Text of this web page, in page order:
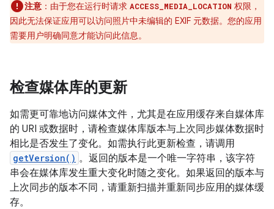
注意 ：由于您在运行时请求 ACCESS_MEDIA_LOCATION 权限，
因此无法保证应用可以访问照片中未编辑的 EXIF 元数据。您的应用
需要用户明确同意才能访问此信息。
检查媒体库的更新
如需更可靠地访问媒体文件，尤其是在应用缓存来自媒体库
的 URI 或数据时，请检查媒体库版本与上次同步媒体数据时
相比是否发生了变化。如需执行此更新检查，请调用
getVersion() 。返回的版本是一个唯一字符串，该字符
串会在媒体库发生重大变化时随之变化。如果返回的版本与
上次同步的版本不同，请重新扫描并重新同步应用的媒体缓
存。